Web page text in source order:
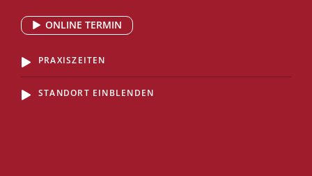
ONLINE TERMIN
PRAXISZEITEN
STANDORT EINBLENDEN